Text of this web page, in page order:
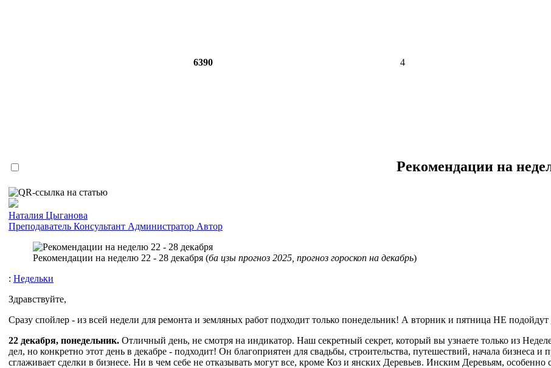
6390 4
Рекомендации на
Наталия Цыганова
Преподаватель Консультант Администратор Автор
Рекомендации на неделю 22 - 28 декабря (ба цзы прогноз 2025, прогноз гороскоп на декабрь)
: Недельки
Здравствуйте,
Сразу спойлер - из всей недели для ремонта и земляных работ подходит только понедельник! А вторник и пятница НЕ
22 декабря, понедельник. Отличный день, не смотря на индикатор. Наш секретный секрет, который вы узнаете только из
дел, но конкретно этот день в декабре - подходит! Он благоприятен для свадьбы, строительства, путешествий, начала бизнеса
сглаживает сделки в бизнесе. Ни в чем себе не отказывать могут все, кроме Коз и янских Деревьев. Инским Деревьям,